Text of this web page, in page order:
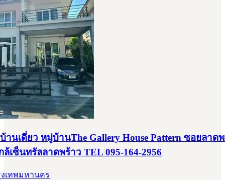
านเดี่ยว หมู่บ้านThe Gallery House Pattern ซอยลาด
ล้เซ็นทรัลลาดพร้าว TEL 095-164-2956
เทพมหานคร